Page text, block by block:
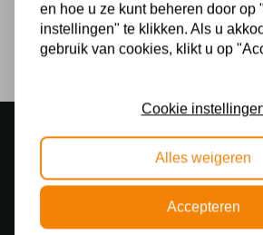
Lichtbron
500 m2 lampenwinkel in Rijssen
Gratis verzending
Gratis verzending in NL vanaf €
en hoe u ze kunt beheren door op
instellingen" te klikken. Als u
gebruik van cookies, klikt u op
Cookie
Alles weigeren
Accepteren